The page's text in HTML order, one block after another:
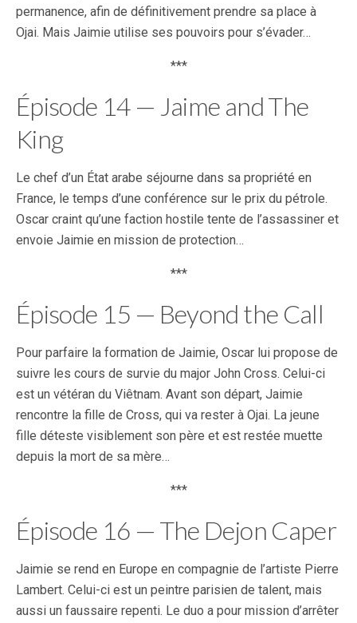
permanence, afin de définitivement prendre sa place à
Ojai. Mais Jaimie utilise ses pouvoirs pour s’évader…
***
Épisode 14 — Jaime and The
King
Le chef d’un État arabe séjourne dans sa propriété en
France, le temps d’une conférence sur le prix du pétrole.
Oscar craint qu’une faction hostile tente de l’assassiner et
envoie Jaimie en mission de protection…
***
Épisode 15 — Beyond the Call
Pour parfaire la formation de Jaimie, Oscar lui propose de
suivre les cours de survie du major John Cross. Celui-ci
est un vétéran du Viêtnam. Avant son départ, Jaimie
rencontre la fille de Cross, qui va rester à Ojai. La jeune
fille déteste visiblement son père et est restée muette
depuis la mort de sa mère…
***
Épisode 16 — The Dejon Caper
Jaimie se rend en Europe en compagnie de l’artiste Pierre
Lambert. Celui-ci est un peintre parisien de talent, mais
aussi un faussaire repenti. Le duo a pour mission d’arrêter